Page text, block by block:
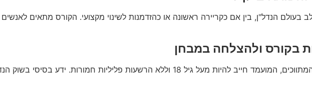
בעולם הנדל"ן, בין אם כקריירה ראשונה או כהזדמנות לשינוי מקצועי. הקורס מתאים
בקורס ולהצלחה במבחן
כדי להירשם לקורס תיווך ולהיבחן במבחן המתווכים, המועמד חייב להיות מעל גיל 18